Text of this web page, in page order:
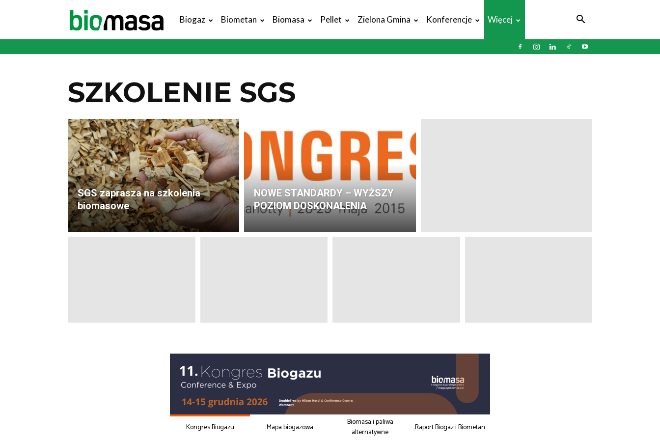
Magazyn
Biogaz Biometan Biomasa Pellet Zielona Gmina Konferencje Więcej
SZKOLENIE SGS
SGS zaprasza na szkolenia
biomasowe
NOWE STANDARDY – WYŻSZY
POZIOM DOSKONALENIA
Kongres Biogazu Mapa biogazowa
Biomasa i paliwa
alternatywne
Raport Biogaz i Biometan